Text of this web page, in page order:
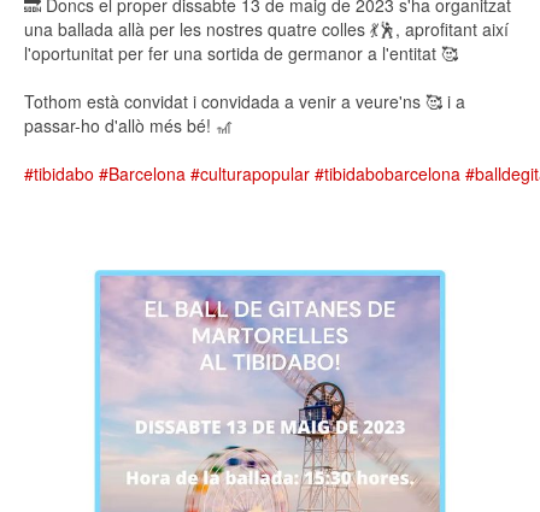
🔜 Doncs el proper dissabte 13 de maig de 2023 s'ha organitzat
una ballada allà per les nostres quatre colles 💃🕺, aprofitant així
l'oportunitat per fer una sortida de germanor a l'entitat 🥰
Tothom està convidat i convidada a venir a veure'ns 🥰 i a
passar-ho d'allò més bé! 🎢
#tibidabo #Barcelona #culturapopular #tibidabobarcelona